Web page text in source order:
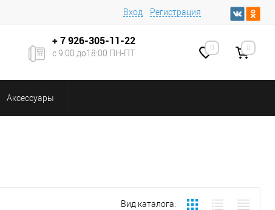
Вход Регистрация
+ 7926-305-11-22
с 9:00 до18:00 ПН-ПТ
0 0
Аксессуары
Вид каталога: